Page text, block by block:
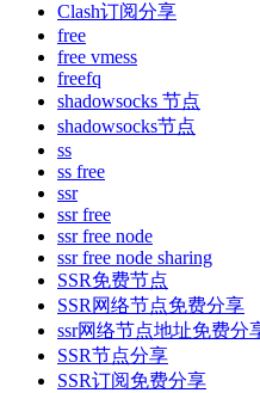
Clash订阅分享
free
free vmess
freefq
shadowsocks 节点
shadowsocks节点
ss
ss free
ssr
ssr free
ssr free node
ssr free node sharing
SSR免费节点
SSR网络节点免费分享
ssr网络节点地址免费分
SSR节点分享
SSR订阅免费分享